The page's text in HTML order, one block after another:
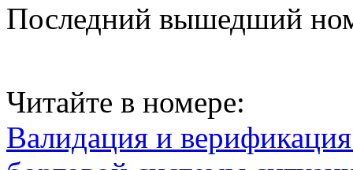
Последний вышедший
Читайте в номере:
Валидация и